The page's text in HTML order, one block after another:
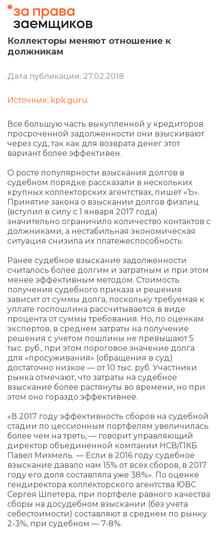
Коллекторы меняют отношение к
должникам
Дата публикации: 27.02.2018
Источник: kpk.guru
Все большую часть выкупленной у кредиторов
просроченной задолженности они взыскивают
через суд, так как для возврата денег этот
вариант более эффективен.
О росте популярности взыскания долгов в
судебном порядке рассказали в нескольких
крупных коллекторских агентствах, пишет «Ъ».
Принятие закона о взыскании долгов физлиц
(вступил в силу с 1 января 2017 года)
значительно ограничило количество контактов с
должниками, а нестабильная экономическая
ситуация снизила их платежеспособность.
Ранее судебное взыскание задолженности
считалось более долгим и затратным и при этом
менее эффективным методом. Стоимость
получения судебного приказа и решения
зависит от суммы долга, поскольку требуемая к
уплате госпошлина рассчитывается в виде
процента от суммы требования. Но, по оценкам
экспертов, в среднем затраты на получение
решения с учетом пошлины не превышают 5
тыс. руб., при этом пороговое значение долга
для «просуживания» (обращения в суд)
достаточно низкое — от 10 тыс. руб. Участники
рынка отмечают, что затраты на судебное
взыскание более растянуты во времени, но при
этом оно гораздо эффективнее.
«В 2017 году эффективность сборов на судебной
стадии по цессионным портфелям увеличилась
более чем на треть, — говорит управляющий
директор объединенной компании НСВ/ПКБ
Павел Михмель. — Если в 2016 году судебное
взыскание давало нам 15% от всех сборов, в 2017
году его доля составляла уже 38%». По оценке
гендиректора коллекторского агентства ЮВС
Сергея Шпетера, при портфеле равного качества
сборы на досудебном взыскании (без учета
себестоимости) составляют в среднем по рынку
2-3%, при судебном — 7-8%.